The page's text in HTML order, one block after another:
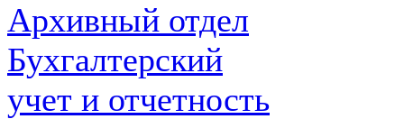
Архивный отдел
Бухгалтерский
учет и отчетность